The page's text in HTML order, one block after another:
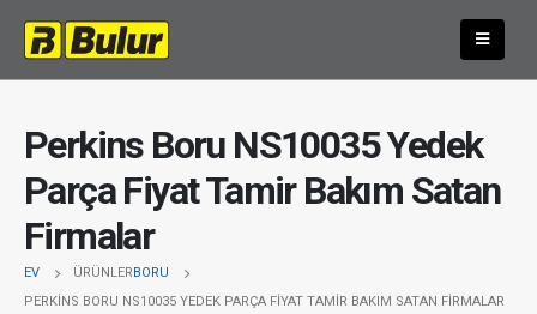
Perkins Boru NS10035 Yedek
Parça Fiyat Tamir Bakım Satan
Firmalar
EV ÜRÜNLERBORU
PERKINS BORU NS10035 YEDEK PARÇA FIYAT TAMIR BAKIM SATAN FIRMALAR